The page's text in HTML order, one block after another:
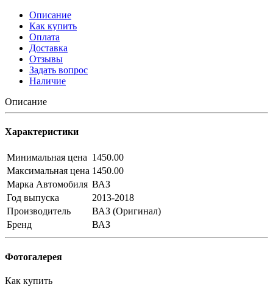
Описание
Как купить
Оплата
Доставка
Отзывы
Задать вопрос
Наличие
Описание
Характеристики
Минимальная цена 1450.00
Максимальная цена 1450.00
Марка Автомобиля ВАЗ
Год выпуска
2013-2018
Производитель
ВАЗ (Оригинал)
Бренд
ВАЗ
Фотогалерея
Как купить